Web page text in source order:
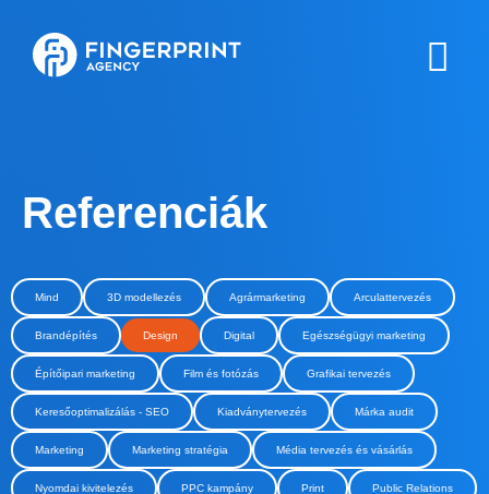
Referenciák
3D modellezés Agrármarketing Arculattervezés
Brandépítés Design Digital Egészségügyi marketing
Építőipari marketing Film és fotózás Grafikai tervezés
Keresőoptimalizálás - SEO Kiadványtervezés Márka audit
Marketing Marketing stratégia Média tervezés és vásárlás
Nyomdai kivitelezés PPC kampány Print Public Relations
Mind